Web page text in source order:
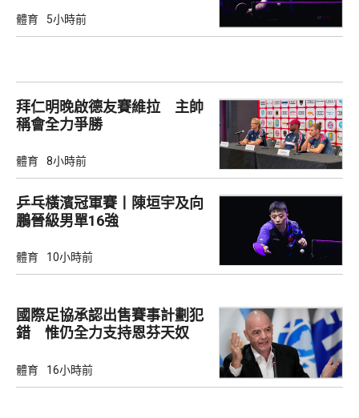
體育 5小時前
拜仁明晚啟德友賽維拉 主帥
稱會全力爭勝
體育 8小時前
乒乓橫濱冠軍賽丨陳垣宇及向
鵬晉級男單16強
體育 10小時前
國際足協承認出售賽事計劃犯
錯 惟仍全力支持恩芬天奴
體育 16小時前